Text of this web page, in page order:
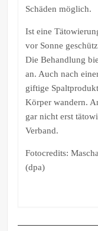
Schäden möglich.
Ist eine
vor Sonne
Die Behandlung
an. Auch nach
giftige
Körper wandern.
gar nicht erst
Verband.
Fotocredits:
(dpa)